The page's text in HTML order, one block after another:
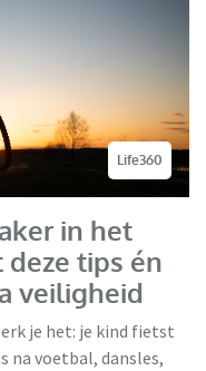
Life360
in het
deze tips én
veiligheid
je het: je kind fietst
na voetbal, dansles,